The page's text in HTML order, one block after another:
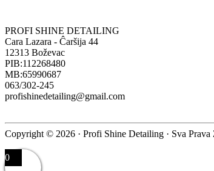
PROFI SHINE DETAILING
Cara Lazara - Ĉaršija 44
12313 Boževac
PIB:112268480
MB:65990687
063/302-245
profishinedetailing@gmail.com
Copyright © 2026 · Profi Shine Detailing · Sva Prava
0